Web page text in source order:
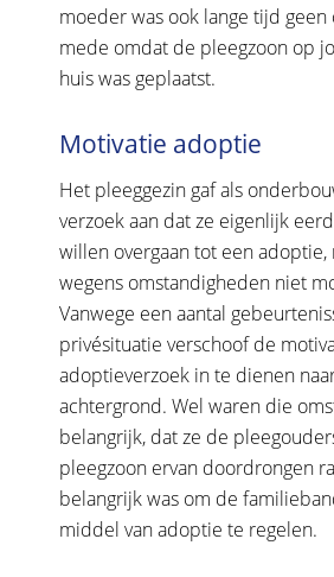
moeder was ook lange tijd geen
mede omdat de pleegzoon op
huis was geplaatst.
Motivatie adoptie
Het pleeggezin gaf als
verzoek aan dat ze eigenlijk
willen overgaan tot een
wegens omstandigheden niet
Vanwege een aantal
privésituatie verschoof de
adoptieverzoek in te dienen
achtergrond. Wel waren die
belangrijk, dat ze de
pleegzoon ervan doordrongen
belangrijk was om de
middel van adoptie te regelen.